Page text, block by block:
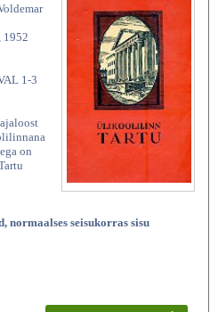
1952
1-3
on
normaalses seisukorras sisu